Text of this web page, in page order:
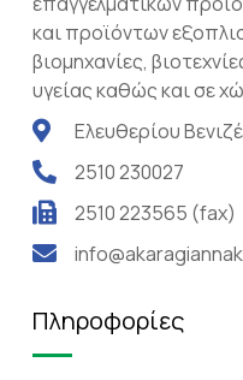
και προϊόντων
βιομηχανίες,
υγείας καθώς και σε
Ελευθερίου
2510 230027
2510 223565 (fax)
Πληροφορίες